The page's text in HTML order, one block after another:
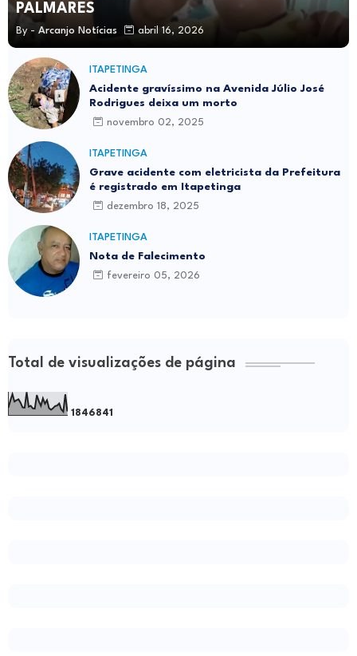
PALMARES
By - Arcanjo Notícias abril 16, 2026
ITAPETINGA
Acidente gravíssimo na Avenida Júlio José
Rodrigues deixa um morto
novembro 02, 2025
ITAPETINGA
Grave acidente com eletricista da Prefeitura
é registrado em Itapetinga
dezembro 18, 2025
ITAPETINGA
Nota de Falecimento
fevereiro 05, 2026
Total de visualizações de página
1 846841